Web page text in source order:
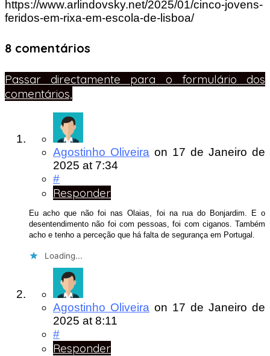
https://www.arlindovsky.net/2025/01/cinco-jovens-
feridos-em-rixa-em-escola-de-lisboa/
8 comentários
Passar directamente para o formulário dos
comentários,
Agostinho Oliveira on 17 de Janeiro de
2025 at 7:34
#
Responder
Eu acho que não foi nas Olaias, foi na rua do Bonjardim. E o
desentendimento não foi com pessoas, foi com ciganos. Também
acho e tenho a perceção que há falta de segurança em Portugal.
Loading...
Agostinho Oliveira on 17 de Janeiro de
2025 at 8:11
#
Responder